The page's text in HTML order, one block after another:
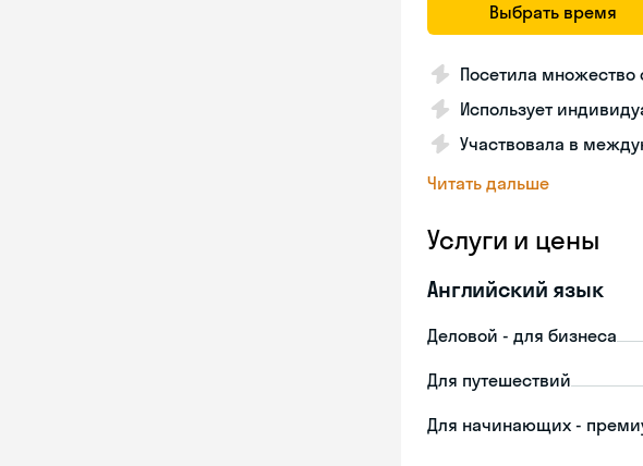
Выбрать время
Посетила
Использует
Участвовала в
Читать дальше
Услуги и цены
Английский язык
Деловой - для бизнеса
Для путешествий
Для начинающих -